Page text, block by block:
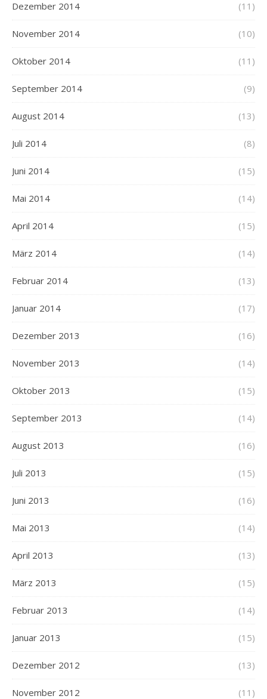
Dezember 2014 (11)
November 2014 (10)
Oktober 2014 (11)
September 2014 (9)
August 2014 (13)
Juli 2014 (8)
Juni 2014 (15)
Mai 2014 (14)
April 2014 (15)
März 2014 (14)
Februar 2014 (13)
Januar 2014 (17)
Dezember 2013 (16)
November 2013 (14)
Oktober 2013 (15)
September 2013 (14)
August 2013 (16)
Juli 2013 (15)
Juni 2013 (16)
Mai 2013 (14)
April 2013 (13)
März 2013 (15)
Februar 2013 (14)
Januar 2013 (15)
Dezember 2012 (13)
November 2012 (11)